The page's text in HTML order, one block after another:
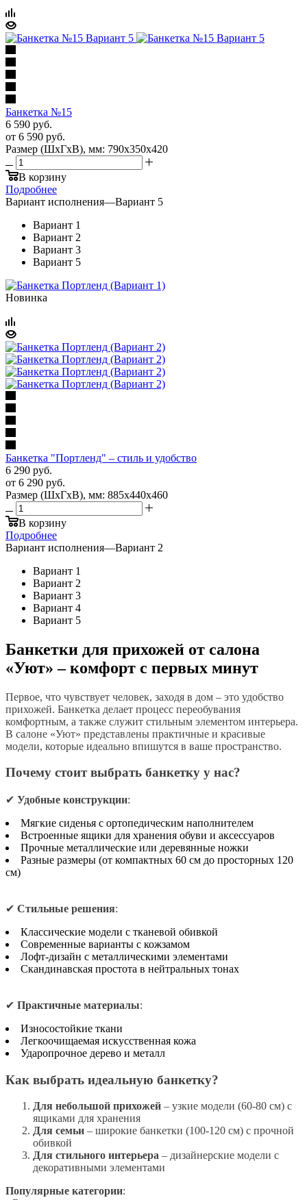
Банкетка №15
6 590 руб.
от 6 590 руб.
Размер (ШхГхВ), мм: 790х350х420
В корзину
Подробнее
Вариант исполнения—Вариант 5
Вариант 1
Вариант 2
Вариант 3
Вариант 5
Новинка
Банкетка "Портленд" – стиль и удобство
6 290 руб.
от 6 290 руб.
Размер (ШхГхВ), мм: 885х440х460
В корзину
Подробнее
Вариант исполнения—Вариант 2
Вариант 1
Вариант 2
Вариант 3
Вариант 4
Вариант 5
Банкетки для прихожей от салона
«Уют» – комфорт с первых минут
Первое, что чувствует человек, заходя в дом – это удобство
прихожей. Банкетка делает процесс переобувания
комфортным, а также служит стильным элементом интерьера.
В салоне «Уют» представлены практичные и красивые
модели, которые идеально впишутся в ваше пространство.
Почему стоит выбрать банкетку у нас?
✔ Удобные конструкции:
Мягкие сиденья с ортопедическим наполнителем
Встроенные ящики для хранения обуви и аксессуаров
Прочные металлические или деревянные ножки
Разные размеры (от компактных 60 см до просторных 120
см)
✔ Стильные решения:
Классические модели с тканевой обивкой
Современные варианты с кожзамом
Лофт-дизайн с металлическими элементами
Скандинавская простота в нейтральных тонах
✔ Практичные материалы:
Износостойкие ткани
Легкоочищаемая искусственная кожа
Ударопрочное дерево и металл
Как выбрать идеальную банкетку?
Для небольшой прихожей – узкие модели (60-80 см) с
ящиками для хранения
Для семьи – широкие банкетки (100-120 см) с прочной
обивкой
Для стильного интерьера – дизайнерские модели с
декоративными элементами
Популярные категории: